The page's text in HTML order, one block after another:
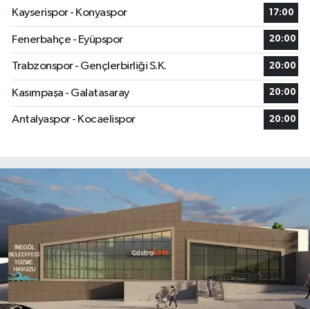
Kayserispor - Konyaspor
17:00
Fenerbahçe - Eyüpspor 20:00
Trabzonspor - Gençlerbirliği S.K. 20:00
Kasımpaşa - Galatasaray 20:00
Antalyaspor - Kocaelispor 20:00